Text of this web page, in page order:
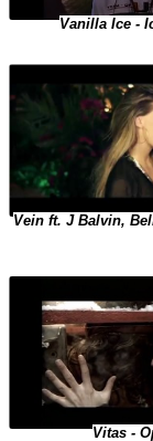
Vanilla Ice -
Vein ft. J Balvin,
Vitas -